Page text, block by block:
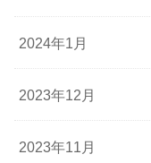
2024年1月
2023年12月
2023年11月